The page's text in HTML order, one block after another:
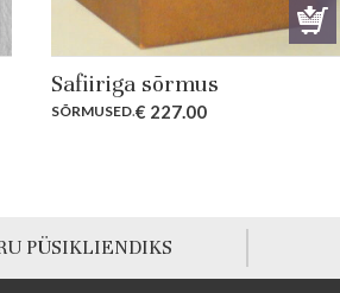
Safiiriga sõrmus
SÕRMUSED.€ 227.00
PÜSIKLIENDIKS